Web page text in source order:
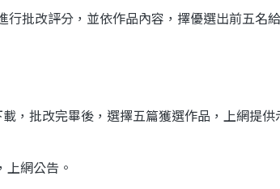
行批改評分，並依作品內容，擇優選出前五名
，批改完畢後，選擇五篇獲選作品，上網提
網公告。